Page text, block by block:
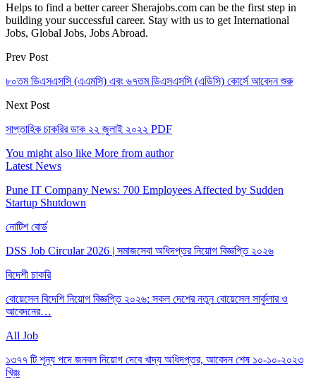
Helps to find a better career Sherajobs.com can be the first step in
building your successful career. Stay with us to get International
Jobs, Global Jobs, Jobs Abroad.
Prev Post
৮০তম ডিএসএসসি (এএমসি) এবং ৬৭তম ডিএসএসসি (এডিসি) কোর্সে আবেদন শুরু
Next Post
সাপ্তাহিক চাকরির ডাক ২২ জুলাই ২০২২ PDF
You might also like More from author
Latest News
Pune IT Company News: 700 Employees Affected by Sudden
Startup Shutdown
নোটিশ বোর্ড
DSS Job Circular 2026 | সমাজসেবা অধিদপ্তর নিয়োগ বিজ্ঞপ্তি ২০২৬
বিদেশী চাকরি
বোয়েসেল বিদেশি নিয়োগ বিজ্ঞপ্তি ২০২৬: সকল দেশের নতুন বোয়েসেল সার্কুলার ও
আবেদনের…
All Job
১৩৭৭ টি শূন্য পদে জনবল নিয়োগ দেবে খাদ্য অধিদপ্তর, আবেদন শেষ ১০-১০-২০২৩
খ্রিঃ